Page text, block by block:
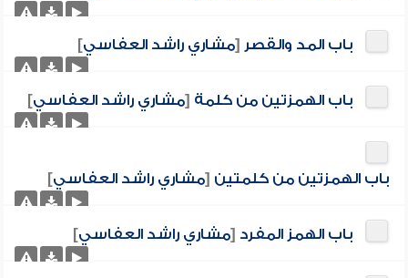
باب المد والقصر [مشاري راشد العفاسي]
باب الهمزتين من كلمة [مشاري راشد العفاسي]
باب الهمزتين من كلمتين [مشاري راشد العفاسي]
باب الهمز المفرد [مشاري راشد العفاسي]